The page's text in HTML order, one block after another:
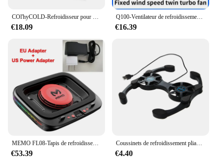
€18.09
Q100-Ventilateur de refroidissement pour ordinateur portable de jeu, écran LED, deux ports USB, 2600 tr/min, 17 pouces
€16.39
€53.39
Coussinets de refroidissement pliables pour ordinateur portable, double support pour ordinateur portable GérMini, 7-15 pouces
€4.40